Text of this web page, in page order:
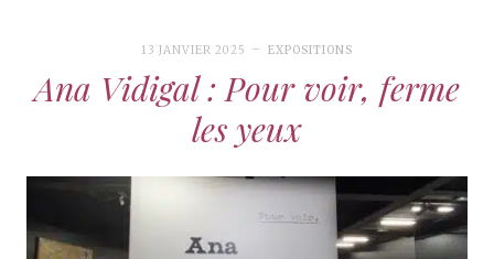
13 JANVIER 2025 EXPOSITIONS
Ana Vidigal : Pour voir, ferme
les yeux